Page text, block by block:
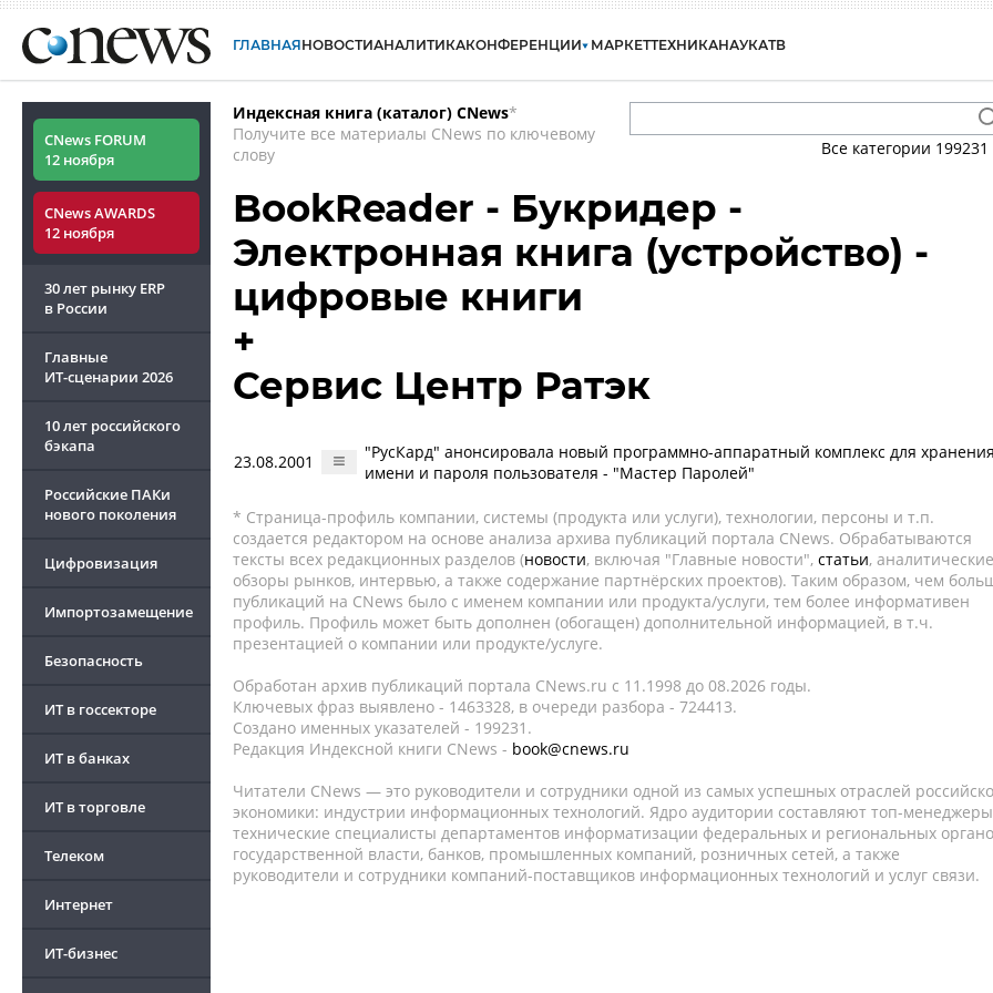
ГЛАВНАЯНОВОСТИАНАЛИТИКАКОНФЕРЕНЦИИ МАРКЕТТЕХНИКАНАУКАТВ
CNews FORUM
12 ноября
CNews AWARDS
12 ноября
30 лет рынку ERP
в России
Главные
ИТ-сценарии 2026
10 лет российского
бэкапа
Российские ПАКи
нового поколения
Цифровизация
Импортозамещение
Безопасность
ИТ в госсекторе
ИТ в банках
ИТ в торговле
Телеком
Интернет
ИТ-бизнес
Индексная книга (каталог) CNews*
Получите все материалы CNews по ключевому
слову
Все категории 199231
BookReader - Букридер -
Электронная книга (устройство) -
цифровые книги
+
Сервис Центр Ратэк
23.08.2001
"РусКард" анонсировала новый программно-аппаратный комплекс для хранения
имени и пароля пользователя - "Мастер Паролей"
* Страница-профиль компании, системы (продукта или услуги), технологии, персоны и т.п.
создается редактором на основе анализа архива публикаций портала CNews. Обрабатываются
тексты всех редакционных разделов (новости, включая "Главные новости", статьи, аналитические
обзоры рынков, интервью, а также содержание партнёрских проектов). Таким образом, чем
публикаций на CNews было с именем компании или продукта/услуги, тем более информативен
профиль. Профиль может быть дополнен (обогащен) дополнительной информацией, в т.ч.
презентацией о компании или продукте/услуге.
Обработан архив публикаций портала CNews.ru c 11.1998 до 08.2026 годы.
Ключевых фраз выявлено - 1463328, в очереди разбора - 724413.
Создано именных указателей - 199231.
Редакция Индексной книги CNews - book@cnews.ru
Читатели CNews — это руководители и сотрудники одной из самых успешных отраслей
экономики: индустрии информационных технологий. Ядро аудитории составляют топ-
технические специалисты департаментов информатизации федеральных и региональных
государственной власти, банков, промышленных компаний, розничных сетей, а также
руководители и сотрудники компаний-поставщиков информационных технологий и услуг связи.